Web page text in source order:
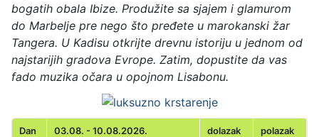
bogatih obala Ibize. Produžite sa sjajem i glamurom
do Marbelje pre nego što pređete u marokanski žar
Tangera. U Kadisu otkrijte drevnu istoriju u jednom od
najstarijih gradova Evrope. Zatim, dopustite da vas
fado muzika očara u opojnom Lisabonu.
Dan 03.08. - 10.08.2026. dolazak polazak